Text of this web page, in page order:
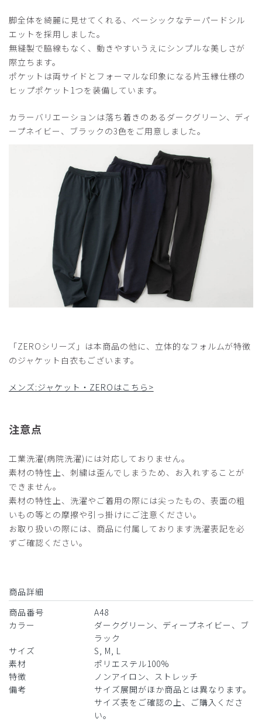
脚全体を綺麗に見せてくれる、ベーシックなテーパードシル
エットを採用しました。
無縫製で脇線もなく、動きやすいうえにシンプルな美しさが
際立ちます。
ポケットは両サイドとフォーマルな印象になる片玉縁仕様の
ヒップポケット1つを装備しています。
カラーバリエーションは落ち着きのあるダークグリーン、ディ
ープネイビー、ブラックの3色をご用意しました。
「ZEROシリーズ」は本商品の他に、立体的なフォルムが特徴
のジャケット白衣もございます。
メンズ:ジャケット・ZEROはこちら>
注意点
工業洗濯(病院洗濯)には対応しておりません。
素材の特性上、刺繍は歪んでしまうため、お入れすることが
できません。
素材の特性上、洗濯やご着用の際には尖ったもの、表面の粗
いもの等との摩擦や引っ掛けにご注意ください。
お取り扱いの際には、商品に付属しております洗濯表記を必
ずご確認ください。
商品詳細
商品番号
A48
カラー
ダークグリーン、ディープネイビー、ブ
ラック
サイズ
S, M, L
素材
ポリエステル100%
特徴
ノンアイロン、ストレッチ
備考
サイズ展開がほか商品とは異なります。
サイズ表をご確認の上、ご購入くださ
い。